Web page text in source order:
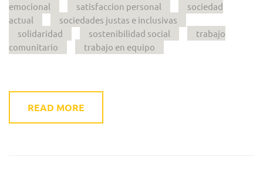
emocional
satisfaccion personal
sociedad
actual
sociedades justas e inclusivas
solidaridad
sostenibilidad social
trabajo
comunitario
trabajo en equipo
READ MORE